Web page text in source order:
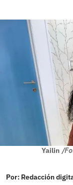
Yailin /
Por: Redacción